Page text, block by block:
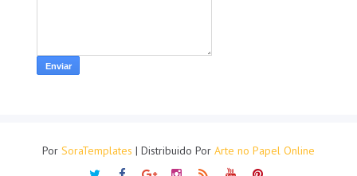
Por SoraTemplates | Distribuido Por Arte no Papel Online